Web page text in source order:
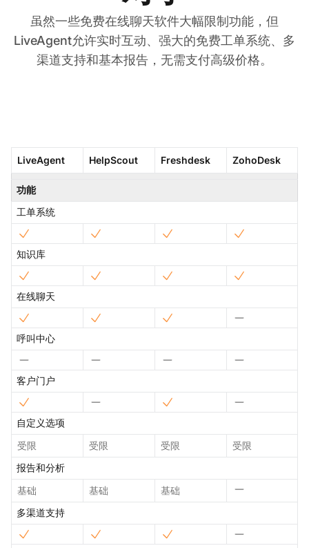
虽然一些免费在线聊天软件大幅限制功能，但
LiveAgent允许实时互动、强大的免费工单系统、多
渠道支持和基本报告，无需支付高级价格。
LiveAgent HelpScout Freshdesk ZohoDesk
功能
工单系统
知识库
在线聊天
呼叫中心
客户门户
自定义选项
受限
受限 受限
受限
报告和分析
基础
基础
基础
多渠道支持